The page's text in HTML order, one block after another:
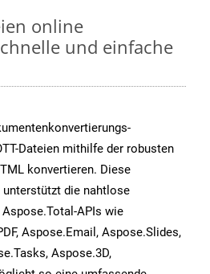
online
und einfache
Dateien mithilfe der robusten
konvertieren. Diese
die nahtlose
APIs wie
Aspose.Email, Aspose.Slides,
Aspose.3D,